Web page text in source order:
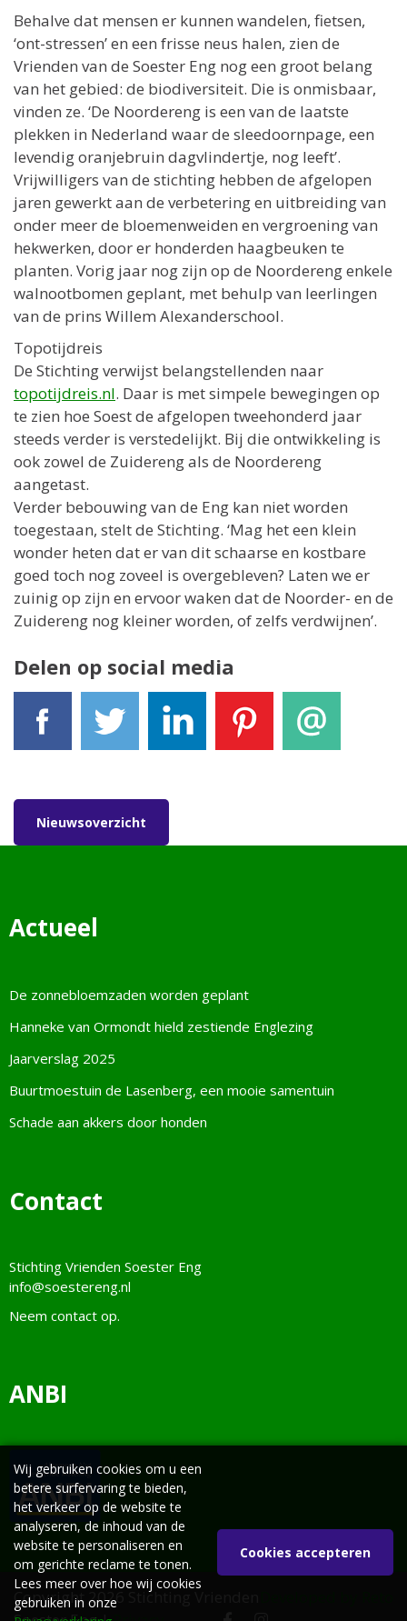
Behalve dat mensen er kunnen wandelen, fietsen,
‘ont-stressen’ en een frisse neus halen, zien de
Vrienden van de Soester Eng nog een groot belang
van het gebied: de biodiversiteit. Die is onmisbaar,
vinden ze. ‘De Noordereng is een van de laatste
plekken in Nederland waar de sleedoornpage, een
levendig oranjebruin dagvlindertje, nog leeft’.
Vrijwilligers van de stichting hebben de afgelopen
jaren gewerkt aan de verbetering en uitbreiding van
onder meer de bloemenweiden en vergroening van
hekwerken, door er honderden haagbeuken te
planten. Vorig jaar nog zijn op de Noordereng enkele
walnootbomen geplant, met behulp van leerlingen
van de prins Willem Alexanderschool.
Topotijdreis
De Stichting verwijst belangstellenden naar
topotijdreis.nl. Daar is met simpele bewegingen op
te zien hoe Soest de afgelopen tweehonderd jaar
steeds verder is verstedelijkt. Bij die ontwikkeling is
ook zowel de Zuidereng als de Noordereng
aangetast.
Verder bebouwing van de Eng kan niet worden
toegestaan, stelt de Stichting. ‘Mag het een klein
wonder heten dat er van dit schaarse en kostbare
goed toch nog zoveel is overgebleven? Laten we er
zuinig op zijn en ervoor waken dat de Noorder- en de
Zuidereng nog kleiner worden, of zelfs verdwijnen’.
Delen op social media
Nieuwsoverzicht
Actueel
De zonnebloemzaden worden geplant
Hanneke van Ormondt hield zestiende Englezing
Jaarverslag 2025
Buurtmoestuin de Lasenberg, een mooie samentuin
Schade aan akkers door honden
Contact
Stichting Vrienden Soester Eng
info@soestereng.nl
Neem contact op.
ANBI
Copyright 2026 Stichting Vrienden
Wij gebruiken cookies om u een
betere surfervaring te bieden,
het verkeer op de website te
analyseren, de inhoud van de
website te personaliseren en
om gerichte reclame te tonen.
Lees meer over hoe wij cookies
gebruiken in onze
Cookies accepteren